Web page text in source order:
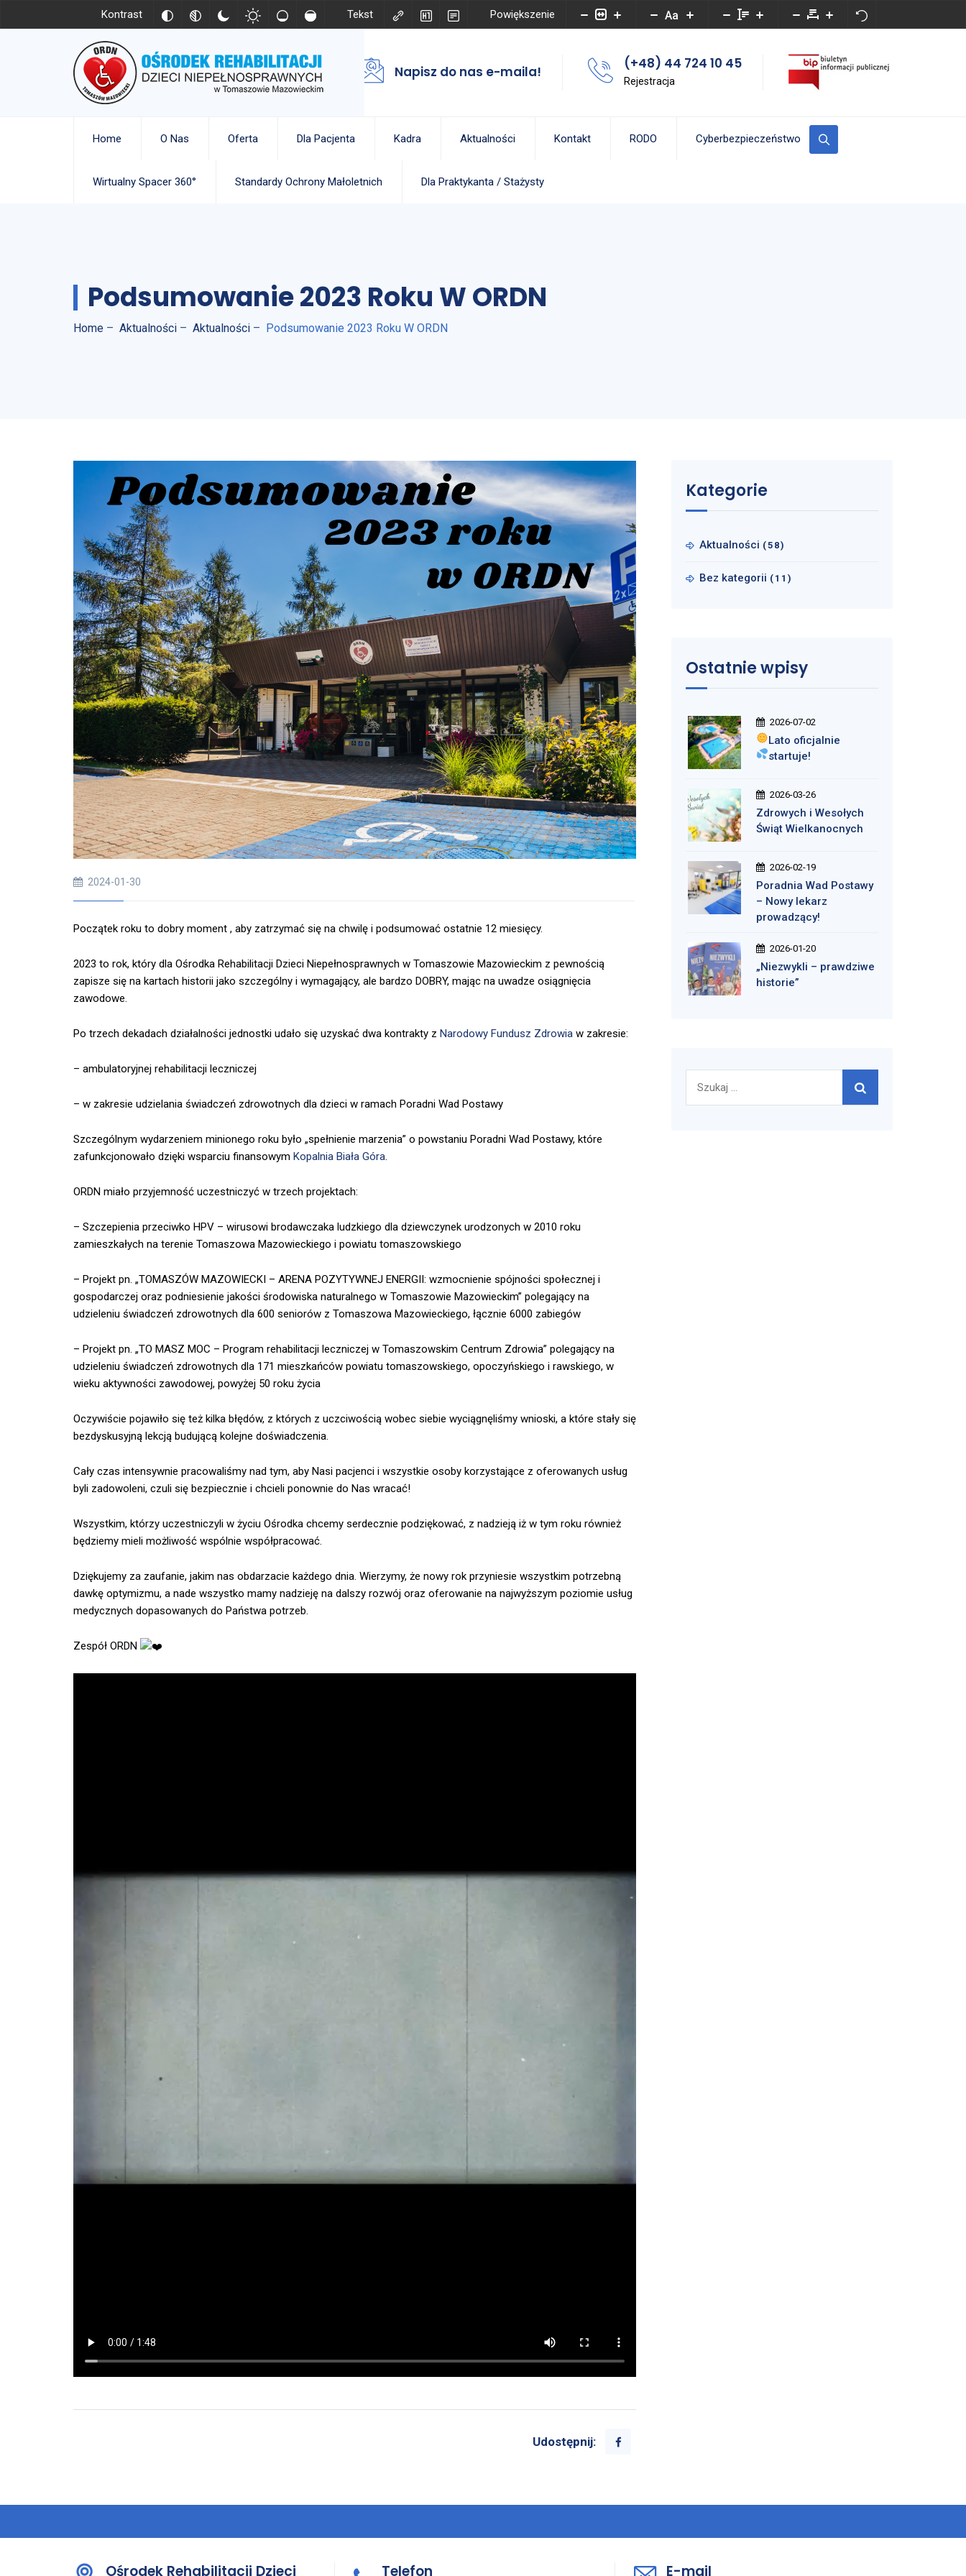
Kontrast Tekst Powiększenie Aa
Napisz do nas e-maila! (+48) 44 724 10 45
Rejestracja
Home O Nas Oferta Dla Pacjenta Kadra Aktualności Kontakt RODO Cyberbezpieczeństwo
Wirtualny Spacer 360° Standardy Ochrony Małoletnich Dla Praktykanta / Stażysty
Podsumowanie 2023 Roku W ORDN
Home – Aktualności – Aktualności – Podsumowanie 2023 Roku W ORDN
2024-01-30
Początek roku to dobry moment , aby zatrzymać się na chwilę i podsumować ostatnie 12 miesięcy.
2023 to rok, który dla Ośrodka Rehabilitacji Dzieci Niepełnosprawnych w Tomaszowie Mazowieckim z pewnością
zapisze się na kartach historii jako szczególny i wymagający, ale bardzo DOBRY, mając na uwadze osiągnięcia
zawodowe.
Po trzech dekadach działalności jednostki udało się uzyskać dwa kontrakty z Narodowy Fundusz Zdrowia w zakresie:
– ambulatoryjnej rehabilitacji leczniczej
– w zakresie udzielania świadczeń zdrowotnych dla dzieci w ramach Poradni Wad Postawy
Szczególnym wydarzeniem minionego roku było „spełnienie marzenia” o powstaniu Poradni Wad Postawy, które
zafunkcjonowało dzięki wsparciu finansowym Kopalnia Biała Góra.
ORDN miało przyjemność uczestniczyć w trzech projektach:
– Szczepienia przeciwko HPV – wirusowi brodawczaka ludzkiego dla dziewczynek urodzonych w 2010 roku
zamieszkałych na terenie Tomaszowa Mazowieckiego i powiatu tomaszowskiego
– Projekt pn. „TOMASZÓW MAZOWIECKI – ARENA POZYTYWNEJ ENERGII: wzmocnienie spójności społecznej i
gospodarczej oraz podniesienie jakości środowiska naturalnego w Tomaszowie Mazowieckim” polegający na
udzieleniu świadczeń zdrowotnych dla 600 seniorów z Tomaszowa Mazowieckiego, łącznie 6000 zabiegów
– Projekt pn. „TO MASZ MOC – Program rehabilitacji leczniczej w Tomaszowskim Centrum Zdrowia” polegający na
udzieleniu świadczeń zdrowotnych dla 171 mieszkańców powiatu tomaszowskiego, opoczyńskiego i rawskiego, w
wieku aktywności zawodowej, powyżej 50 roku życia
Oczywiście pojawiło się też kilka błędów, z których z uczciwością wobec siebie wyciągnęliśmy wnioski, a które stały się
bezdyskusyjną lekcją budującą kolejne doświadczenia.
Cały czas intensywnie pracowaliśmy nad tym, aby Nasi pacjenci i wszystkie osoby korzystające z oferowanych usług
byli zadowoleni, czuli się bezpiecznie i chcieli ponownie do Nas wracać!
Wszystkim, którzy uczestniczyli w życiu Ośrodka chcemy serdecznie podziękować, z nadzieją iż w tym roku również
będziemy mieli możliwość wspólnie współpracować.
Dziękujemy za zaufanie, jakim nas obdarzacie każdego dnia. Wierzymy, że nowy rok przyniesie wszystkim potrzebną
dawkę optymizmu, a nade wszystko mamy nadzieję na dalszy rozwój oraz oferowanie na najwyższym poziomie usług
medycznych dopasowanych do Państwa potrzeb.
Zespół ORDN
Udostępnij:
Kategorie
Aktualności (58)
Bez kategorii (11)
Ostatnie wpisy
2026-07-02
Lato oficjalnie
startuje!
2026-03-26
Zdrowych i Wesołych
Świąt Wielkanocnych
2026-02-19
Poradnia Wad Postawy
– Nowy lekarz
prowadzący!
2026-01-20
„Niezwykli – prawdziwe
historie”
Ośrodek Rehabilitacji Dzieci Telefon E-mail